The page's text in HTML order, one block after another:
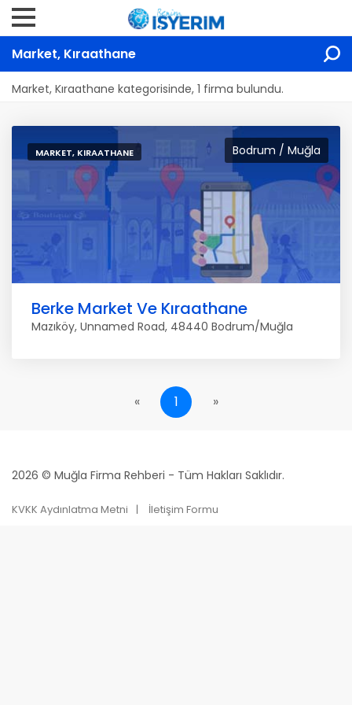
Market, Kıraathane
Market, Kıraathane kategorisinde, 1 firma bulundu.
Bodrum / Muğla
MARKET, KIRAATHANE
Berke Market Ve Kıraathane
Mazıköy, Unnamed Road, 48440 Bodrum/Muğla
« 1 »
2026 © Muğla Firma Rehberi - Tüm Hakları Saklıdır.
KVKK Aydınlatma Metni İletişim Formu